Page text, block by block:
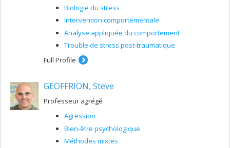
Biologie du stress
Intervention comportementale
Analyse appliquée du comportement
Trouble de stress post-traumatique
Full Profile
GEOFFRION, Steve
Professeur agrégé
Agression
Bien-être psychologique
Méthodes mixtes